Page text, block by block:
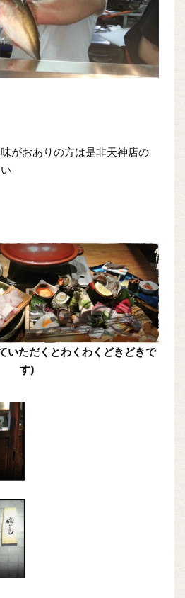
がおありの方は是非天神店の
いただくとわくわくどきどきで
す)